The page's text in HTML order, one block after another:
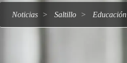
Noticias Saltillo Educación